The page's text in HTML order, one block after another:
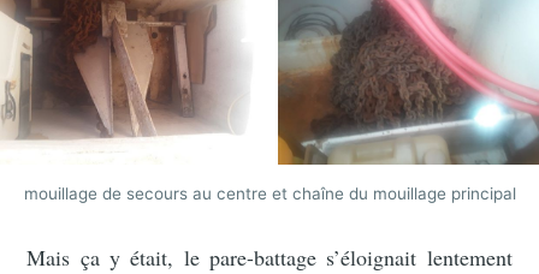
mouillage de secours au centre et chaîne du mouillage principal
Mais ça y était, le pare-battage s’éloignait lentement